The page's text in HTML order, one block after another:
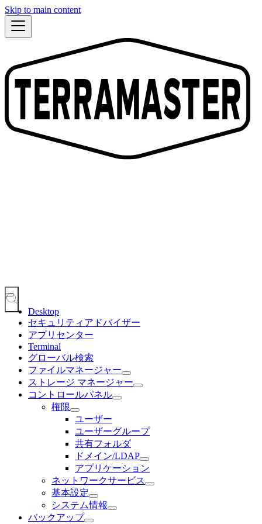
Skip to main content
Desktop
セキュリティアドバイザー
アプリセンター
Terminal
グローバル検索
ファイルマネージャー
ストレージ マネージャー
コントロールパネル
権限
ユーザー
ユーザーグループ
共有フォルダ
ドメイン/LDAP
アプリケーション
ネットワークサービス
基本設定
システム情報
バックアップ